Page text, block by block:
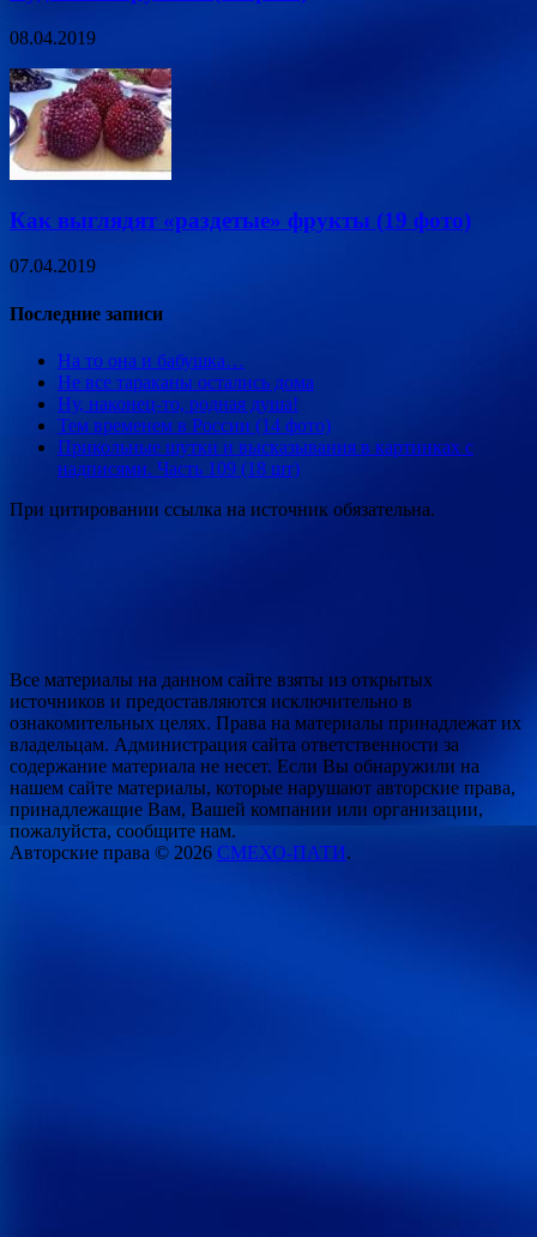
08.04.2019
Как выглядят «раздетые» фрукты (19 фото)
07.04.2019
Последние записи
На то она и бабушка…
Не все тараканы остались дома
Ну, наконец-то, родная душа!
Тем временем в России (14 фото)
Прикольные шутки и высказывания в картинках с
надписями. Часть 109 (18 шт)
При цитировании ссылка на источник обязательна.
Все материалы на данном сайте взяты из открытых
источников и предоставляются исключительно в
ознакомительных целях. Права на материалы принадлежат их
владельцам. Администрация сайта ответственности за
содержание материала не несет. Если Вы обнаружили на
нашем сайте материалы, которые нарушают авторские права,
принадлежащие Вам, Вашей компании или организации,
пожалуйста, сообщите нам.
Авторские права © 2026 СМЕХО-ПАТИ.